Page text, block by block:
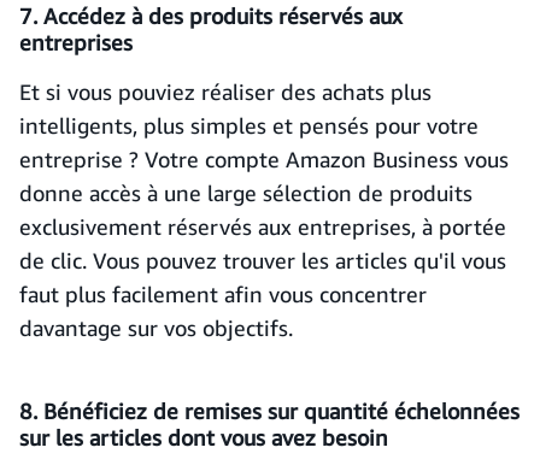
7. Accédez à des produits réservés aux
entreprises
Et si vous pouviez réaliser des achats plus
intelligents, plus simples et pensés pour votre
entreprise ? Votre compte Amazon Business vous
donne accès à une large sélection de produits
exclusivement réservés aux entreprises, à portée
de clic. Vous pouvez trouver les articles qu'il vous
faut plus facilement afin vous concentrer
davantage sur vos objectifs.
8. Bénéficiez de remises sur quantité échelonnées
sur les articles dont vous avez besoin